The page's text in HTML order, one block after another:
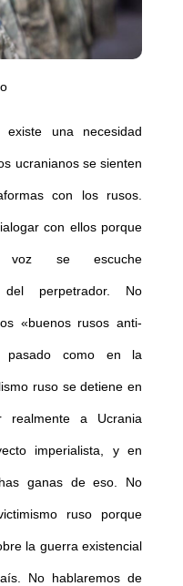
una necesidad
ucranianos se sienten
con los rusos.
con ellos porque
voz se escuche
perpetrador. No
«buenos rusos anti-
pasado como en la
ruso se detiene en
realmente a Ucrania
imperialista, y en
ganas de eso. No
ruso porque
la guerra existencial
No hablaremos de